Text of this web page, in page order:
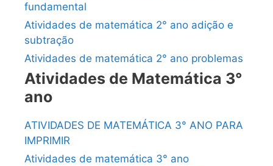
fundamental
Atividades de matemática 2° ano adição e
subtração
Atividades de matemática 2° ano problemas
Atividades de Matemática 3°
ano
ATIVIDADES DE MATEMÁTICA 3° ANO PARA
IMPRIMIR
Atividades de matemática 3° ano